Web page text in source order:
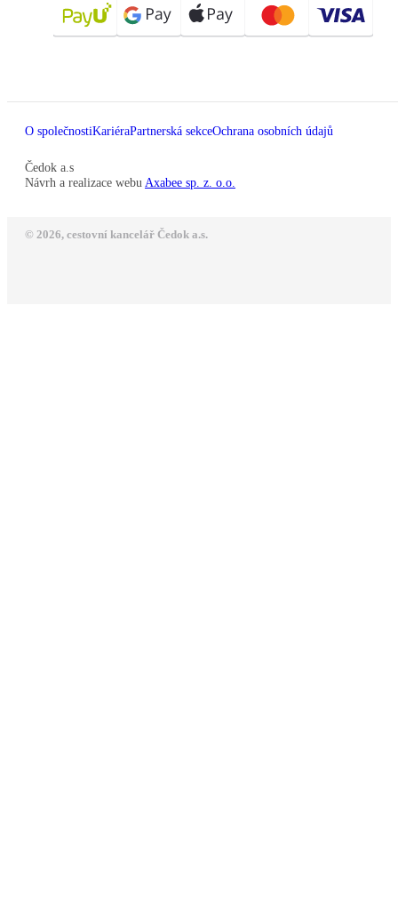
O společnostiKariéraPartnerská sekceOchrana osobních údajů
Čedok a.s
Návrh a realizace webu Axabee sp. z. o.o.
© 2026, cestovní kancelář Čedok a.s.